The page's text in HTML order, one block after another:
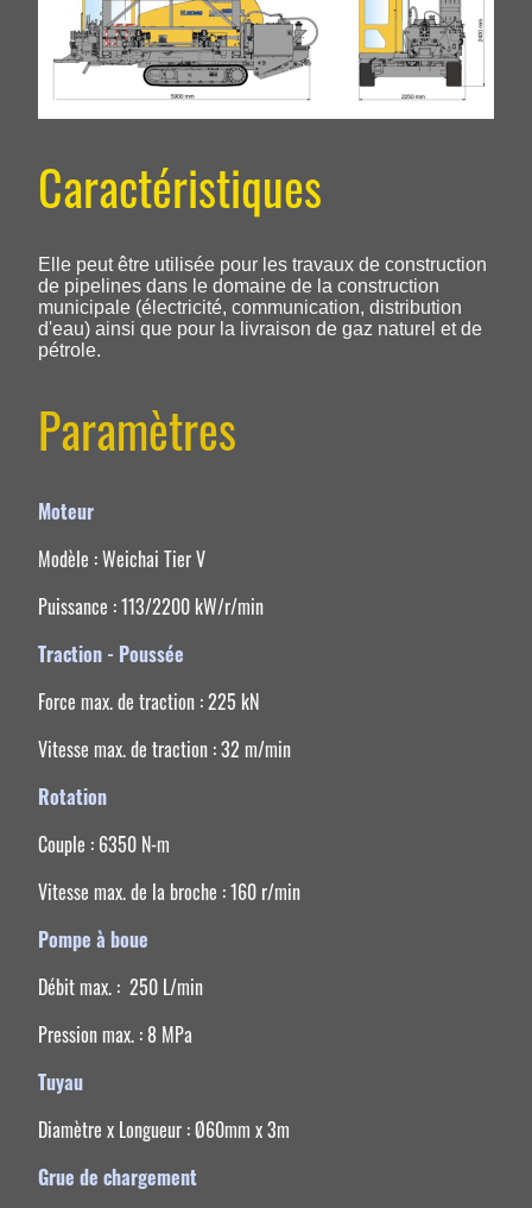
Caractéristiques
Elle peut être utilisée pour les travaux de construction
de pipelines dans le domaine de la construction
municipale (électricité, communication, distribution
d'eau) ainsi que pour la livraison de gaz naturel et de
pétrole.
Paramètres
Moteur
Modèle : Weichai Tier V
Puissance : 113/2200 kW/r/min
Traction - Poussée
Force max. de traction : 225 kN
Vitesse max. de traction : 32 m/min
Rotation
Couple : 6350 N-m
Vitesse max. de la broche : 160 r/min
Pompe à boue
Débit max. : 250 L/min
Pression max. : 8 MPa
Tuyau
Diamètre x Longueur : Ø60mm x 3m
Grue de chargement